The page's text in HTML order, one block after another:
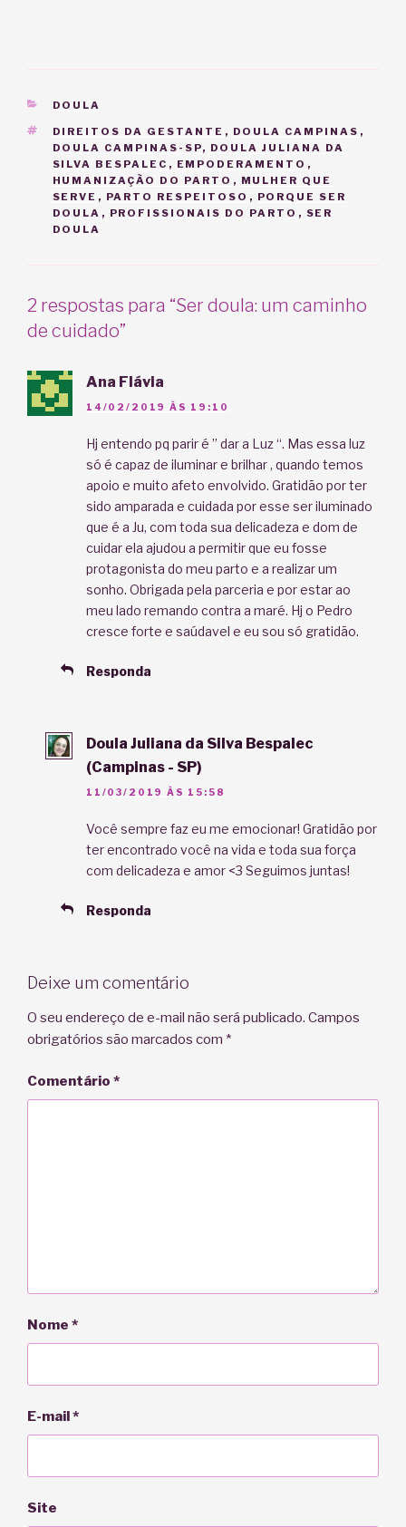
CATEGORIAS
DOULA
TAGS
DIREITOS DA GESTANTE , DOULA CAMPINAS ,
DOULA CAMPINAS-SP, DOULA JULIANA DA
SILVA BESPALEC , EMPODERAMENTO ,
HUMANIZAÇÃO DO PARTO , MULHER QUE
SERVE , PARTO RESPEITOSO , PORQUE SER
DOULA , PROFISSIONAIS DO PARTO , SER
DOULA
2 respostas para “Ser doula: um caminho
de cuidado”
Ana Flávia
14/02/2019 ÀS 19:10
Hj entendo pq parir é ” dar a Luz “. Mas essa luz
só é capaz de iluminar e brilhar , quando temos
apoio e muito afeto envolvido. Gratidão por ter
sido amparada e cuidada por esse ser iluminado
que é a Ju, com toda sua delicadeza e dom de
cuidar ela ajudou a permitir que eu fosse
protagonista do meu parto e a realizar um
sonho. Obrigada pela parceria e por estar ao
meu lado remando contra a maré. Hj o Pedro
cresce forte e saúdavel e eu sou só gratidão.
Responda
Doula Juliana da Silva Bespalec
(Campinas - SP)
11/03/2019 ÀS 15:58
Você sempre faz eu me emocionar! Gratidão por
ter encontrado você na vida e toda sua força
com delicadeza e amor <3 Seguimos juntas!
Responda
Deixe um comentário
O seu endereço de e-mail não será publicado. Campos
obrigatórios são marcados com *
Comentário *
Nome *
E-mail*
Site